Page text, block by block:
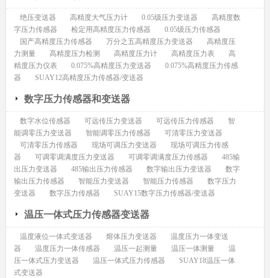
绝压变送器 高精度大气压力计 0.05级压力变送器
高精度数
字压力传感器
检定用高精度压力传感器
0.05级压力传感器
国产高精度压力传感器
万分之五高精度压力变送器
高精度压
力测量
高精度压力检测 高精度压力计 高精度压力表
高
精度压力仪表
0.075%高精度压力变送器
0.075%高精度压力传感
器
SUAY12高精度压力传感器/变送器
数字压力传感器和变送器
数字水位传感器 可远传压力变送器 可远传压力传感器
智
能调零压力变送器
智能调零压力传感器
可清零压力变送器
可清零压力传感器
现场可调压力变送器
现场可调压力传感
器
可调零调满度压力变送器 可调零调满度压力传感器
485输
出压力变送器
485输出压力传感器 数字输出压力变送器
数字
输出压力传感器
智能压力变送器 智能压力传感器
数字压力
变送器
数字压力传感器 SUAY15数字压力传感器/变送器
温压一体式压力传感器变送器
温度液位一体式变送器 熔体压力变送器
温度压力一体变送
器
温度压力一体传感器 温压一起测量 温压一体测量
温
压一体式压力变送器
温压一体式压力传感器
SUAY18温压一体
式变送器